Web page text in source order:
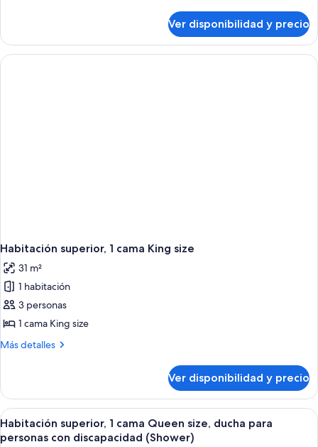
Queen
size,
balcón
superior,
cama
Ver disponibilidad y precio
Habitación superior, 1 cama King size
31 m²
1 habitación
3 personas
1 cama King size
Más detalles
Más
superior,
cama
King
Ver disponibilidad y precio
Ver
todas
Una cama con cabecera capitonada,
1
Habitación superior, 1 cama Queen size, ducha para
personas con discapacidad (Shower)